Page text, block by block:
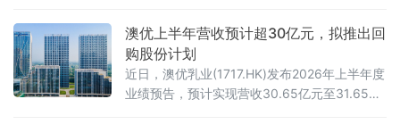
工坊，现场传艺、悉心指导的场景，依旧清晰
如昨。
澳优上半年营收预计超30亿元，拟推出回
购股份计划
近日，澳优乳业(1717.HK)发布2026年上半年度
业绩预告，预计实现营收30.65亿元至31.65亿